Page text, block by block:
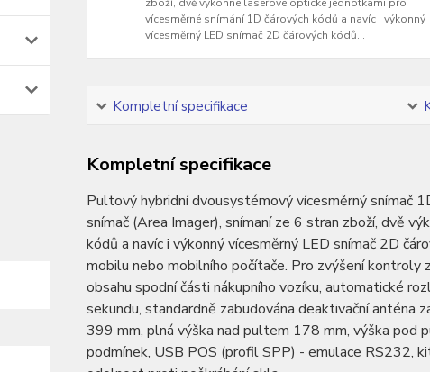
vícesměrné snímání 1D čárových kódů a navíc i výkonný
vícesměrný LED snímač 2D čárových kódů...
Kompletní specifikace
Kompletní specifikace
Pultový hybridní dvousystémový vícesměrný snímač
snímač (Area Imager), snímaní ze 6 stran zboží, dvě
kódů a navíc i výkonný vícesměrný LED snímač 2D
mobilu nebo mobilního počítače. Pro zvýšení kontroly
obsahu spodní části nákupního vozíku, automatické
sekundu, standardně zabudována deaktivační anténa
399 mm, plná výška nad pultem 178 mm, výška pod
podmínek, USB POS (profil SPP) - emulace RS232,